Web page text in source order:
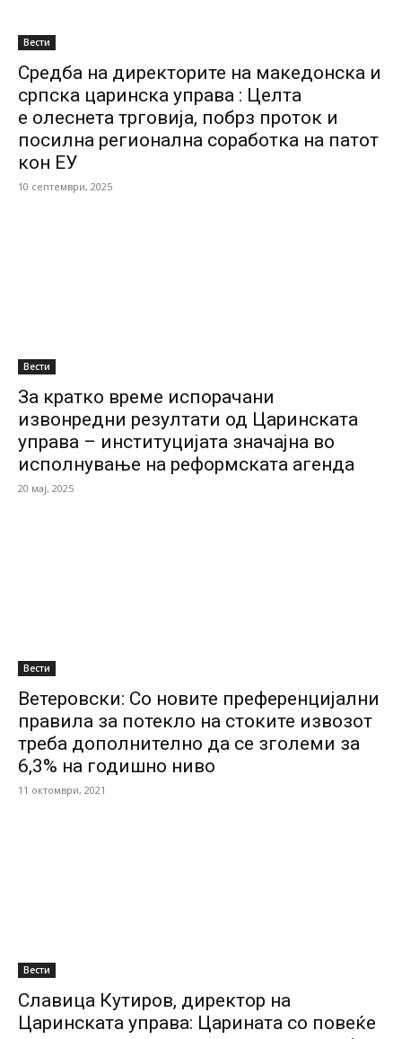
Вести
Средба на директорите на македонска и
српска царинска управа : Целта
е олеснета трговија, побрз проток и
посилна регионална соработка на патот
кон ЕУ
10 септември, 2025
Вести
За кратко време испорачани
извонредни резултати од Царинската
управа – институцијата значајна во
исполнување на реформската агенда
20 мај, 2025
Вести
Ветеровски: Со новите преференцијални
правила за потекло на стоките извозот
треба дополнително да се зголеми за
6,3% на годишно ниво
11 октомври, 2021
Вести
Славица Кутиров, директор на
Царинската управа: Царината со повеќе